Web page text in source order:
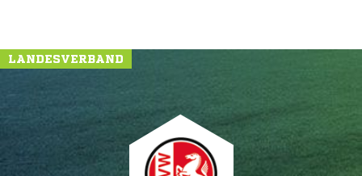
LANDESVERBAND